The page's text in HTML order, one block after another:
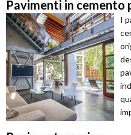
Pavimenti in cemento
I